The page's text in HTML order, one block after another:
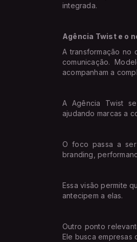
integrada.
Agência Twist e o
A transformação no
comunicação.
acompanham a
A Agência Twist
ajudando marcas a
O foco passa a ser
branding,
Essa visão permite
antecipem a elas.
Outro ponto
Ele busca empresas